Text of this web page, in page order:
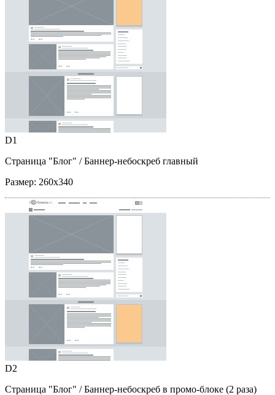
D1
Страница "Блог" / Баннер-небоскреб главный
Размер: 260x340
D2
Страница "Блог" / Баннер-небоскреб в промо-блоке (2 раза)